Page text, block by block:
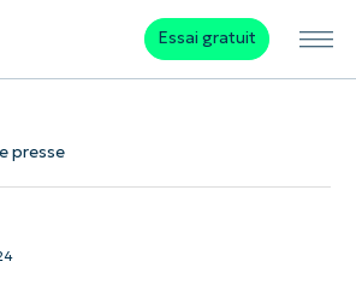
Essai gratuit
presse